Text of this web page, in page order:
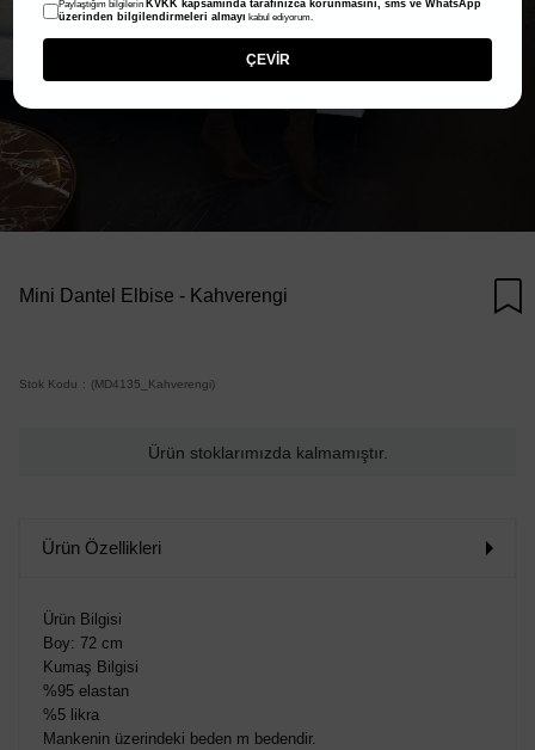
Mini Dantel Elbise - Kahverengi
Stok Kodu (MD4135_Kahverengi)
Ürün stoklarımızda kalmamıştır.
Ürün Özellikleri
Ürün Bilgisi
Boy: 72 cm
Kumaş Bilgisi
%95 elastan
%5 likra
Mankenin üzerindeki beden m bedendir.
Paylaştığım bilgilerin KVKK kapsamında tarafınızca korunmasını, sms ve WhatsApp
üzerinden bilgilendirmeleri almayı kabul ediyorum.
ÇEVİR